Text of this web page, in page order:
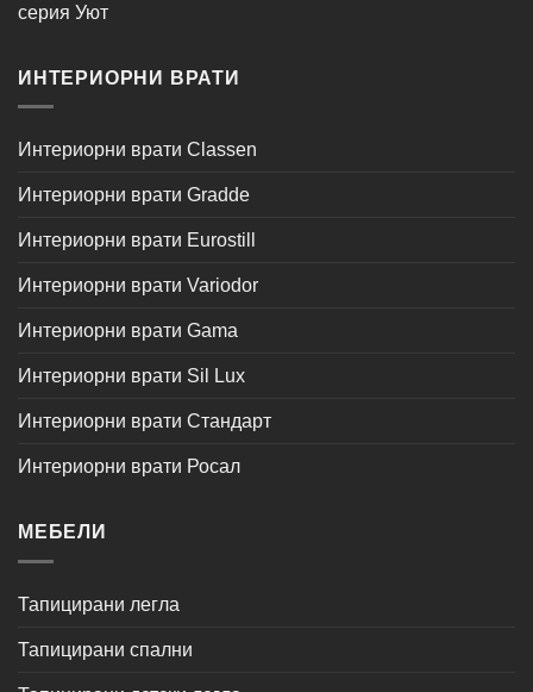
серия Уют
ИНТЕРИОРНИ ВРАТИ
Интериорни врати Classen
Интериорни врати Gradde
Интериорни врати Eurostill
Интериорни врати Variodor
Интериорни врати Gama
Интериорни врати Sil Lux
Интериорни врати Стандарт
Интериорни врати Росал
МЕБЕЛИ
Тапицирани легла
Тапицирани спални